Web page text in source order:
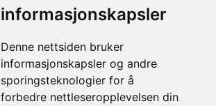
informasjonskapsler
Denne nettsiden bruker
informasjonskapsler og andre
sporingsteknologier for å
forbedre nettleseropplevelsen din
post@nhusi.no